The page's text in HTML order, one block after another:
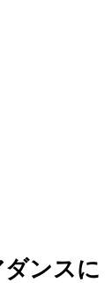
ンスに